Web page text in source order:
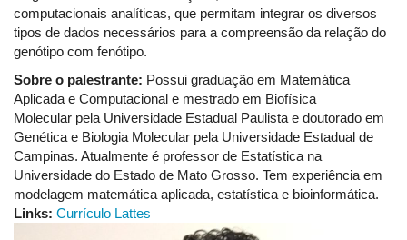
computacionais analíticas, que permitam integrar os diversos
tipos de dados necessários para a compreensão da relação do
genótipo com fenótipo.
Sobre o palestrante: Possui graduação em Matemática
Aplicada e Computacional e mestrado em Biofísica
Molecular pela Universidade Estadual Paulista e doutorado em
Genética e Biologia Molecular pela Universidade Estadual de
Campinas. Atualmente é professor de Estatística na
Universidade do Estado de Mato Grosso. Tem experiência em
modelagem matemática aplicada, estatística e bioinformática.
Links: Currículo Lattes